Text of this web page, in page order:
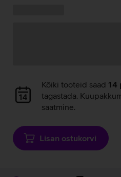
Andmete
laadimine
Kõiki tooteid saad 14
tagastada.
saatmine.
Lisan ostukorvi